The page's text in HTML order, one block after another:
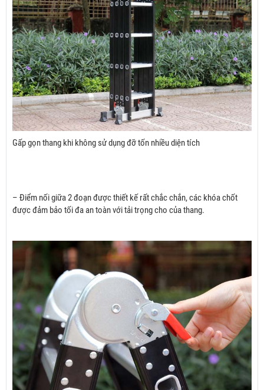
Gấp gọn thang khi không sử dụng đỡ tốn nhiều diện tích
– Điểm nối giữa 2 đoạn được thiết kế rất chắc chắn, các khóa chốt
được đảm bảo tối đa an toàn với tải trọng cho của thang.